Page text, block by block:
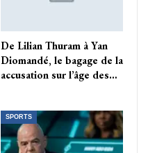
De Lilian Thuram à Yan
Diomandé, le bagage de la
accusation sur l’âge des…
SPORTS